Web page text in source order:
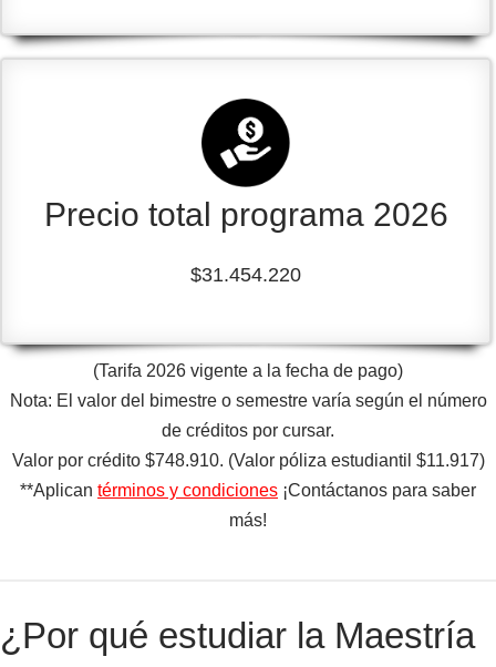
Precio total programa 2026
$31.454.220
(Tarifa 2026 vigente a la fecha de pago)
Nota: El valor del bimestre o semestre varía según el número
de créditos por cursar.
Valor por crédito $748.910. (Valor póliza estudiantil $11.917)
**Aplican términos y condiciones ¡Contáctanos para saber
más!
¿Por qué estudiar la Maestría